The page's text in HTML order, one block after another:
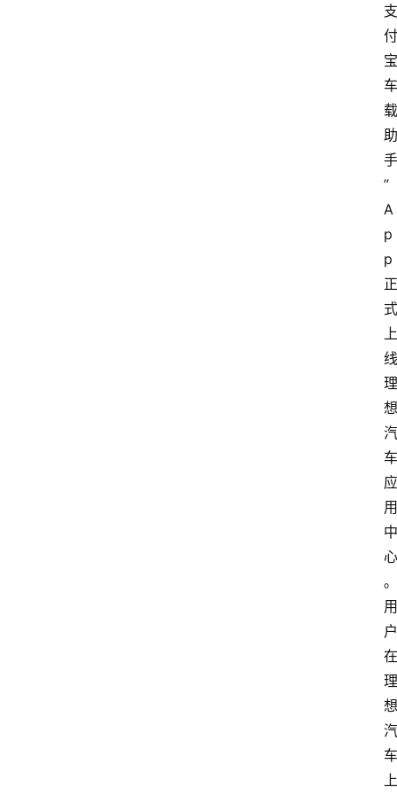
支
付
宝
车
载
助
手
”
A
p
p
正
式
上
线
理
想
汽
车
应
用
中
心
。
用
户
在
理
想
汽
车
上